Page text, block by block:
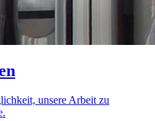
unsere Arbeit zu